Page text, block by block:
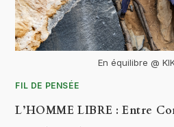
En équilibre @
FIL DE PENSÉE
L’HOMME LIBRE : Entre